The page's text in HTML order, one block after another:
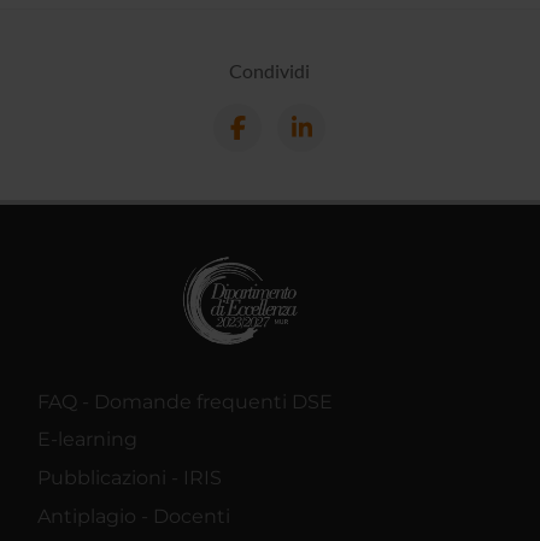
Condividi
FAQ - Domande frequenti DSE
E-learning
Pubblicazioni - IRIS
Antiplagio - Docenti